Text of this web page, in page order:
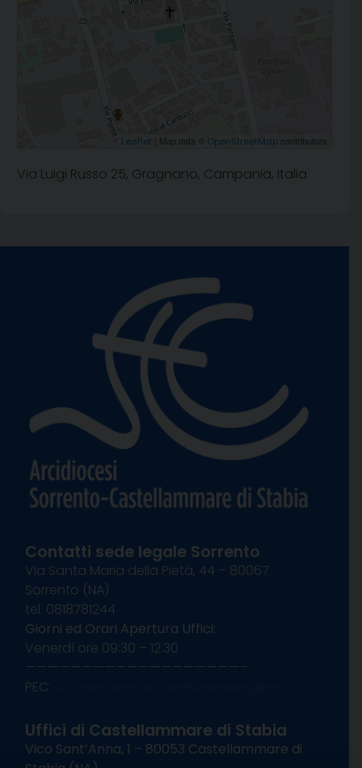
Leaflet | Map data © OpenStreetMap contributors
Via Luigi Russo 25, Gragnano, Campania, Italia
Contatti sede legale Sorrento
Via Santa Maria della Pietà, 44 – 80067
Sorrento (NA)
tel. 0818781244
Giorni ed Orari Apertura Uffici:
Venerdì ore 09:30 – 12:30
———————————————————–
PEC:
Uffici di Castellammare di Stabia
Vico Sant’Anna, 1 – 80053 Castellammare di